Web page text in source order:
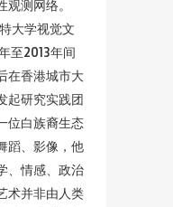
测网络。
大学视觉文
至2013年间
在香港城市大
起研究实践团
位白族裔生态
蹈、影像，他
、情感、政治
术并非由人类